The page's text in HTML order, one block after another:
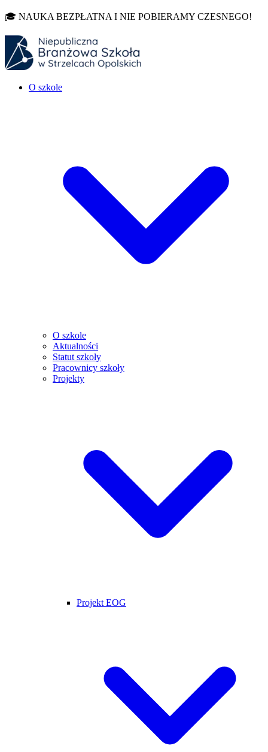
🎓 NAUKA BEZPŁATNA I NIE POBIERAMY CZESNEGO!
O szkole
O szkole
Aktualności
Statut szkoły
Pracownicy szkoły
Projekty
Projekt EOG